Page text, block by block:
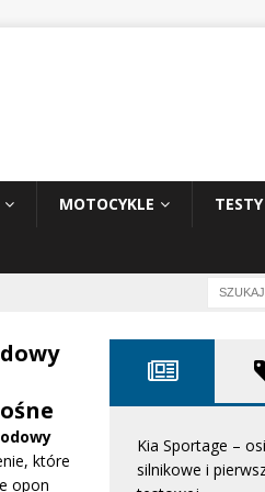
MOTOCYKLE TESTY
które
opon
Kia Sportage –
silnikowe i